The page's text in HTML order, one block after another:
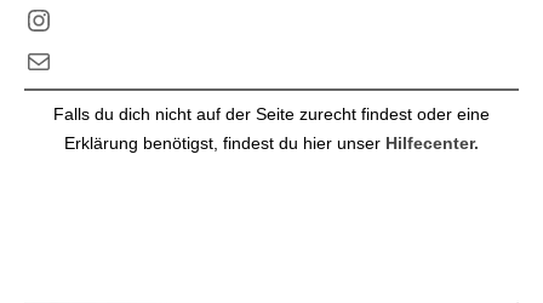
Instagram
E-Mail
Falls du dich nicht auf der Seite zurecht findest oder eine
Erklärung benötigst, findest du hier unser Hilfecenter.